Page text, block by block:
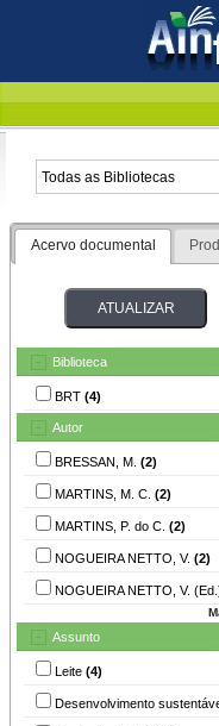
Acervo documental
Biblioteca
BRT (4)
Autor
BRESSAN, M. (2)
MARTINS, M. C. (2)
MARTINS, P. do C. (2)
NOGUEIRA NETTO, V. (2)
NOGUEIRA NETTO, V.
Assunto
Leite (4)
Desenvolvimento